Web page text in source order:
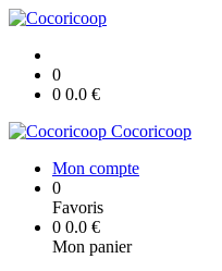
0
0 0.0 €
Cocoricoop
Mon compte
0
Favoris
0 0.0 €
Mon panier